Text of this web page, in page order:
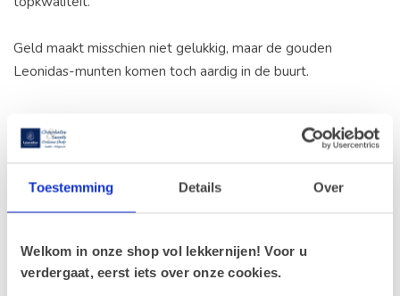
Toestemming Details Over
Welkom in onze shop vol lekkernijen! Voor u
verdergaat, eerst iets over onze cookies.
Geld maakt misschien niet gelukkig, maar de gouden
Leonidas-munten komen toch aardig in de buurt.